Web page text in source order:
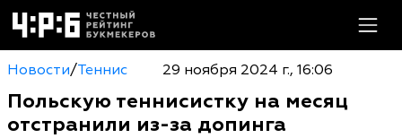
Новости/Теннис 29 ноября 2024 г., 16:06
Польскую теннисистку на месяц
отстранили из-за допинга